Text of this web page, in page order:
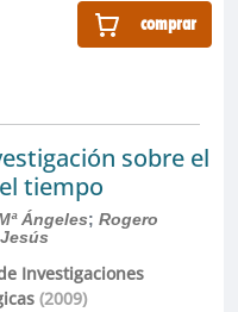
comprar
sobre el
tiempo
Ángeles; Rogero
Investigaciones
(2009)